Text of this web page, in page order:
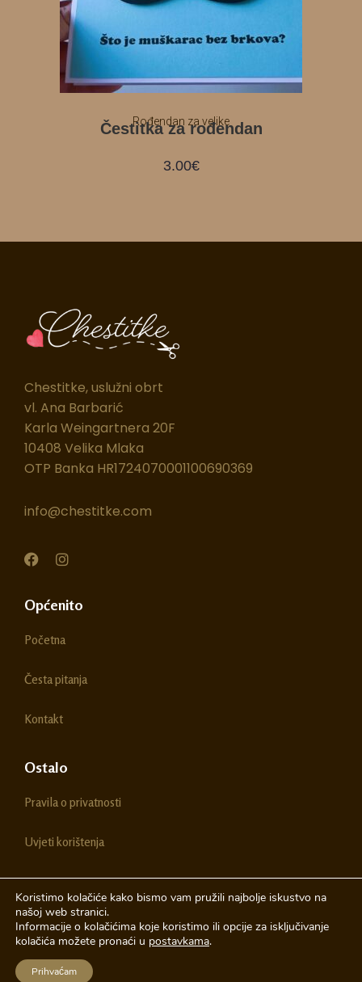
Rođendan za velike
Čestitka za rođendan
3.00€
Chestitke, uslužni obrt
vl. Ana Barbarić
Karla Weingartnera 20F
10408 Velika Mlaka
OTP Banka HR1724070001100690369
info@chestitke.com
F
e
b
o
I
t
r
m
Općenito
Početna
Česta pitanja
Kontakt
Ostalo
Pravila o privatnosti
Uvjeti korištenja
© 2026 Chestitke | Sva prava pridržava
Izrada web stranica A-Design
Koristimo kolačiće kako bismo vam pružili najbolje iskustvo na
našoj web stranici.
Informacije o kolačićima koje koristimo ili opcije za isključivanje
kolačića možete pronaći u postavkama.
Prihvaćam